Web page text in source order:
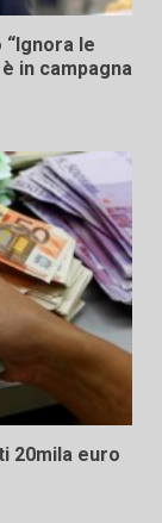
“Ignora le
in campagna
20mila euro